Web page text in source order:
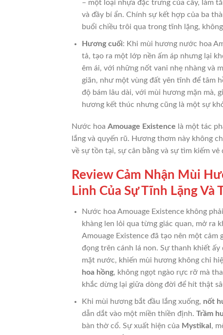
– một loại nhựa đặc trưng của cây, làm
và đầy bí ẩn. Chính sự kết hợp của ba
buổi chiều trôi qua trong tĩnh lặng,
Hương cuối: Khi mùi hương nước hoa
tả, tạo ra một lớp nền ấm áp nhưng lại
êm ái, với những nốt vani nhẹ nhàng và
giãn, như một vùng đất yên tĩnh để tâm
độ bám lâu dài, với mùi hương mặn mà,
hương kết thúc nhưng cũng là một sự
Nước hoa Amouage Existence là một tác
lắng và quyến rũ. Hương thơm này không
về sự tồn tại, sự cân bằng và sự tìm kiếm vẻ
Review Cảm Nhận Mùi
Linh Của Sự Tĩnh Lặng Và
Nước hoa Amouage Existence không
khàng len lỏi qua từng giác quan, mở
Amouage Existence đã tạo nên một
đọng trên cánh lá non. Sự thanh khiết
mặt nước, khiến mùi hương không chỉ
hoa hồng, không ngọt ngào rực rỡ mà
khắc dừng lại giữa dòng đời để hít thật
Khi mùi hương bắt đầu lắng xuống, nốt
dẫn dắt vào một miền thiền định. Trầm
bàn thờ cổ. Sự xuất hiện của Mystikal ,